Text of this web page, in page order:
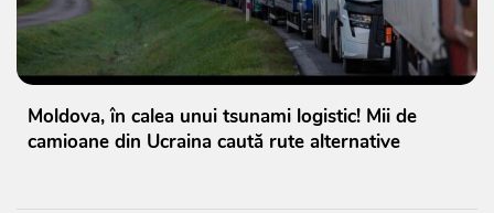
Moldova, în calea unui tsunami logistic! Mii de
camioane din Ucraina caută rute alternative